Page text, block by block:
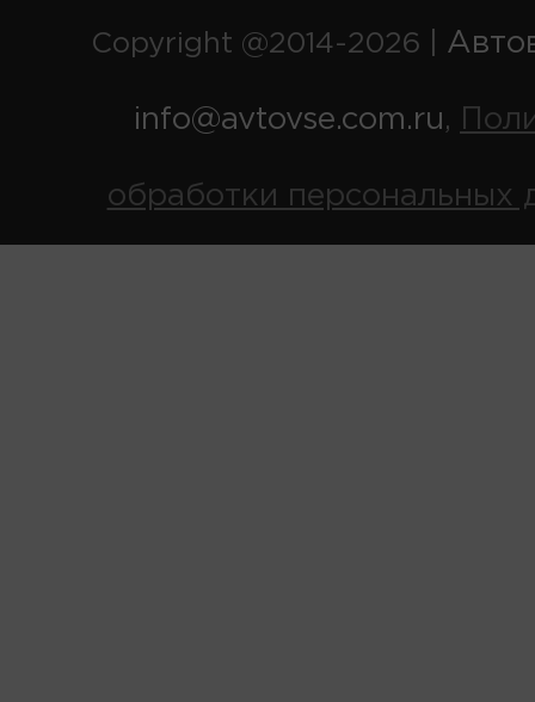
Copyright @2014-2026 |
info@avtovse.com.ru,
обработки персональных